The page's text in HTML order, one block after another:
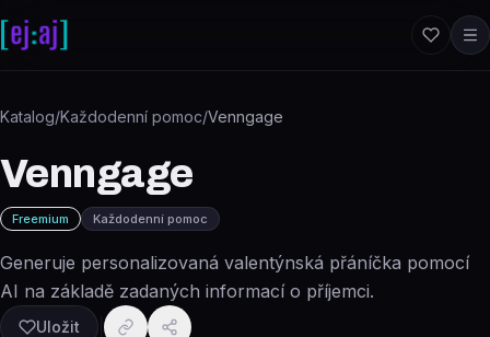
Katalog/Každodenní pomoc/Venngage
Venngage
Freemium Každodenní pomoc
Generuje personalizovaná valentýnská přáníčka pomocí
AI na základě zadaných informací o příjemci.
Uložit